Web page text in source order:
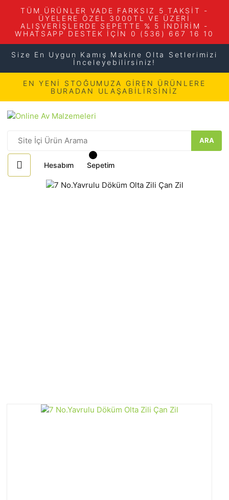
TÜM ÜRÜNLER VADE FARKSIZ 5 TAKSİT -
ÜYELERE ÖZEL 3000TL VE ÜZERİ
ALIŞVERİŞLERDE SEPETTE % 5 İNDİRİM -
WHATSAPP DESTEK İÇİN 0 (536) 667 16 10
Size En Uygun Kamış Makine Olta Setlerimizi
İnceleyebilirsiniz!
EN YENİ STOĞUMUZA GİREN ÜRÜNLERE
BURADAN ULAŞABİLİRSİNİZ
ARA
Hesabım Sepetim